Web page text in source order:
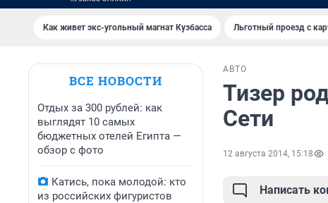
Как живет экс-угольный магнат Кузбасса Льготный проезд с
ВСЕ НОВОСТИ
Отдых за 300 рублей: как
выглядят 10 самых
бюджетных отелей Египта —
обзор с фото
Катись, пока молодой: кто
из российских фигуристов
АВТО
Тизер
Сети
12 августа 2014, 15:18
Написать